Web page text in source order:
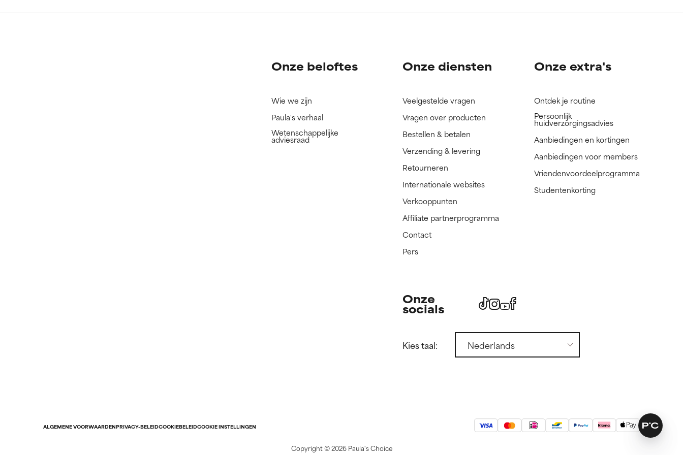
We hebben dit ingrediënt nog niet beoordeeld omdat we het onderzoek ernaar nog niet
We hebben dit ingrediënt nog niet beoordeeld omdat we het onderzoek ernaar nog niet
Onze beloftes
Wie we zijn
Paula's verhaal
Wetenschappelijke
adviesraad
Onze diensten
Veelgestelde vragen
Vragen over producten
Bestellen & betalen
Verzending & levering
Retourneren
Internationale websites
Verkooppunten
Affiliate partnerprogramma
Contact
Pers
Onze extra's
Ontdek je routine
Persoonlijk
huidverzorgingsadvies
Aanbiedingen en kortingen
Aanbiedingen voor members
Vriendenvoordeelprogramma
Studentenkorting
Onze
socials
Kies taal:
ALGEMENE VOORWAARDENPRIVACY-BELEIDCOOKIEBELEIDCOOKIE INSTELLINGEN
Copyright ©2026 Paula's Choice